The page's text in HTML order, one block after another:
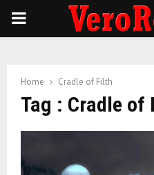
P
M
A
Home Cradle of Filth
Tag : Cradle of